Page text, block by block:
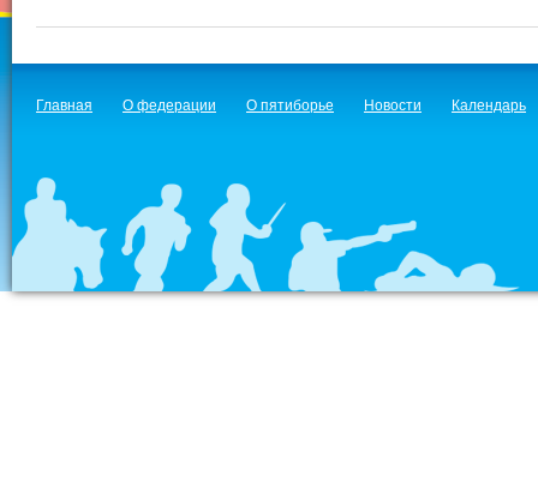
Главная О федерации О пятиборье Новости Календарь